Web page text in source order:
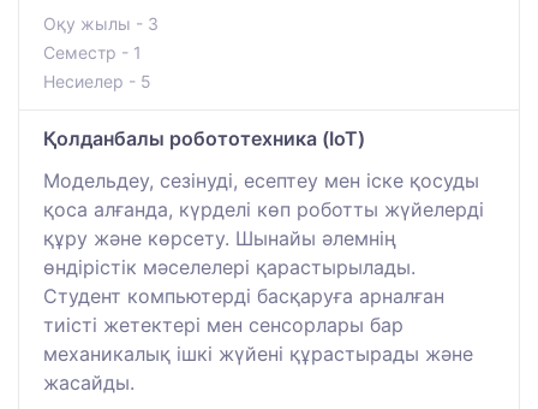
Оқу жылы - 3
Семестр - 1
Несиелер - 5
Қолданбалы робототехника (IoT)
Модельдеу, сезінуді, есептеу мен іске қосуды
қоса алғанда, күрделі көп роботты жүйелерді
құру және көрсету. Шынайы әлемнің
өндірістік мәселелері қарастырылады.
Студент компьютерді басқаруға арналған
тиісті жетектері мен сенсорлары бар
механикалық ішкі жүйені құрастырады және
жасайды.